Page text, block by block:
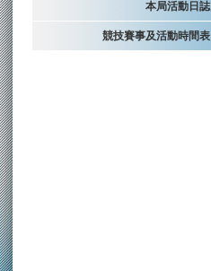
本局活動日誌
競技賽事及活動時間表